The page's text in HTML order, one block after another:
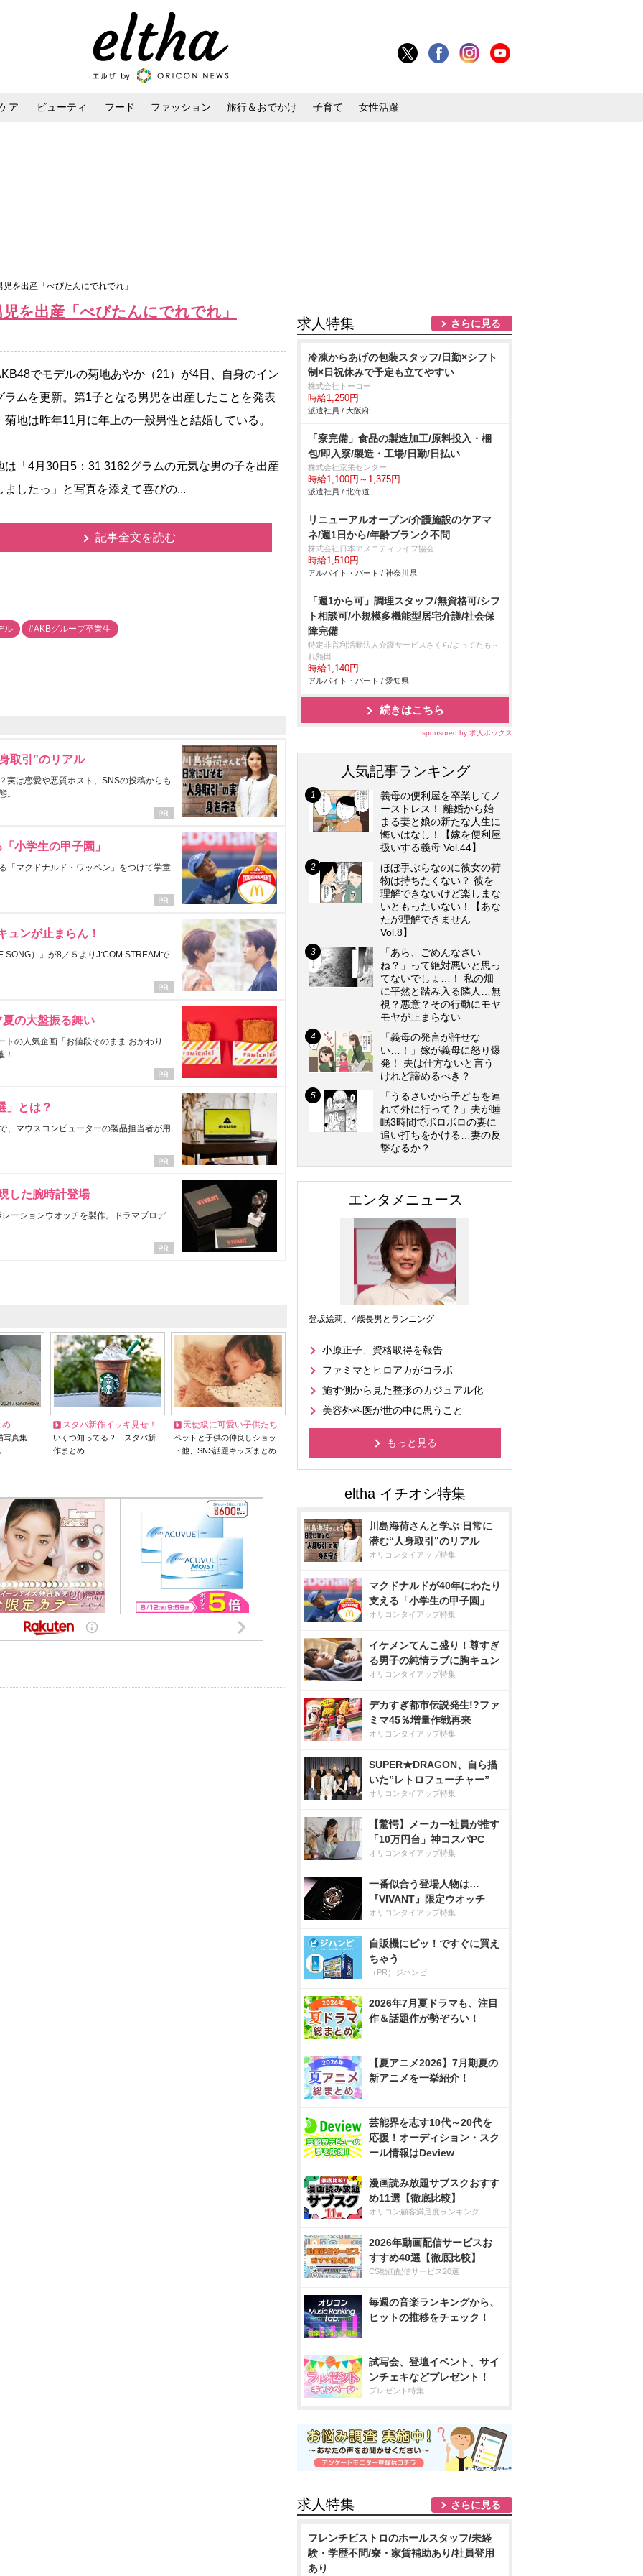
ア ビューティ フード ファッション 旅行＆おでかけ 子育て 女性活躍
を出産「べびたんにでれでれ」
を出産「べびたんにでれでれ」
でモデルの菊地あやか（21）が4日、自身のイン
ラムを更新。第1子となる男児を出産したことを発表
菊地は昨年11月に年上の一般男性と結婚している。
「4月30日5：31 3162グラムの元気な男の子を出産
ましたっ」と写真を添えて喜びの...
記事全文を読む
ル #AKBグループ卒業生
取引”のリアル
実は恋愛や悪質ホスト、SNSの投稿からも
。
小学生の甲子園」
「マクドナルド・ワッペン」をつけて学童
ュンが止まらん！
SONG）』が8／５よりJ:COM STREAMで
の大盤振る舞い
の人気企画「お値段そのまま おかわり
！
」とは？
、マウスコンピューターの製品担当者が用
した腕時計登場
ーションウオッチを製作。ドラマプロデ
め
写真集…
スタバ新作イッキ見せ！
いくつ知ってる？ スタバ新
作まとめ
天使級に可愛い子供たち
ペットと子供の仲良しショッ
ト他、SNS話題キッズまとめ
求人特集 さらに見る
冷凍からあげの包装スタッフ/日勤×シフト
制×日祝休みで予定も立てやすい
株式会社トーコー
時給1,250円
派遣社員 / 大阪府
「寮完備」食品の製造加工/原料投入・梱
包/即入寮/製造・工場/日勤/日払い
株式会社京栄センター
時給1,100円～1,375円
派遣社員 / 北海道
リニューアルオープン/介護施設のケアマ
ネ/週1日から/年齢ブランク不問
株式会社日本アメニティライフ協会
時給1,510円
アルバイト・パート / 神奈川県
「週1から可」調理スタッフ/無資格可/シフ
ト相談可/小規模多機能型居宅介護/社会保
障完備
特定非営利活動法人介護サービスさくら/よってたも～
れ熱田
時給1,140円
アルバイト・パート / 愛知県
続きはこちら
sponsored by 求人ボックス
人気記事ランキング
義母の便利屋を卒業してノ
ーストレス！ 離婚から始
まる妻と娘の新たな人生に
悔いはなし！【嫁を便利屋
扱いする義母 Vol.44】
ほぼ手ぶらなのに彼女の荷
物は持ちたくない？ 彼を
理解できないけど楽しまな
いともったいない！【あな
たが理解できません
Vol.8】
「あら、ごめんなさい
ね？」って絶対悪いと思っ
てないでしょ…！ 私の畑
に平然と踏み入る隣人…無
視？悪意？その行動にモヤ
モヤが止まらない
「義母の発言が許せな
い…！」嫁が義母に怒り爆
発！ 夫は仕方ないと言う
けれど諦めるべき？
「うるさいから子どもを連
れて外に行って？」夫が睡
眠3時間でボロボロの妻に
追い打ちをかける…妻の反
撃なるか？
エンタメニュース
登坂絵莉、4歳長男とランニング
小原正子、資格取得を報告
ファミマとヒロアカがコラボ
施す側から見た整形のカジュアル化
美容外科医が世の中に思うこと
もっと見る
川島海荷さんと学ぶ 日常に
潜む“人身取引”のリアル
オリコンタイアップ特集
マクドナルドが40年にわたり
支える「小学生の甲子園」
オリコンタイアップ特集
イケメンてんこ盛り！尊すぎ
る男子の純情ラブに胸キュン
オリコンタイアップ特集
デカすぎ都市伝説発生!?ファ
ミマ45％増量作戦再来
オリコンタイアップ特集
SUPER★DRAGON、自ら描
いた”レトロフューチャー”
オリコンタイアップ特集
【驚愕】メーカー社員が推す
「10万円台」神コスパPC
オリコンタイアップ特集
一番似合う登場人物は…
『VIVANT』限定ウオッチ
オリコンタイアップ特集
自販機にピッ！ですぐに買え
ちゃう
（PR）ジハンピ
2026年7月夏ドラマも、注目
作＆話題作が勢ぞろい！
【夏アニメ2026】7月期夏の
新アニメを一挙紹介！
芸能界を志す10代～20代を
応援！オーディション・スク
ール情報はDeview
漫画読み放題サブスクおすす
め11選【徹底比較】
オリコン顧客満足度ランキング
2026年動画配信サービスお
すすめ40選【徹底比較】
CS動画配信サービス20選
毎週の音楽ランキングから、
ヒットの推移をチェック！
試写会、登壇イベント、サイ
ンチェキなどプレゼント！
プレゼント特集
求人特集 さらに見る
フレンチビストロのホールスタッフ/未経
験・学歴不問/寮・家賃補助あり/社員登用
あり